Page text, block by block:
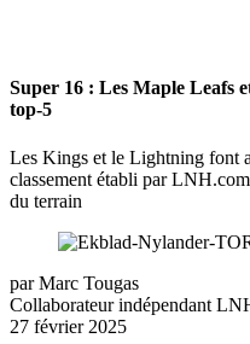
Super 16 : Les Maple Leafs
top-5
Les Kings et le Lightning font
classement établi par
du terrain
par Marc Tougas
Collaborateur indépendant
27 février 2025